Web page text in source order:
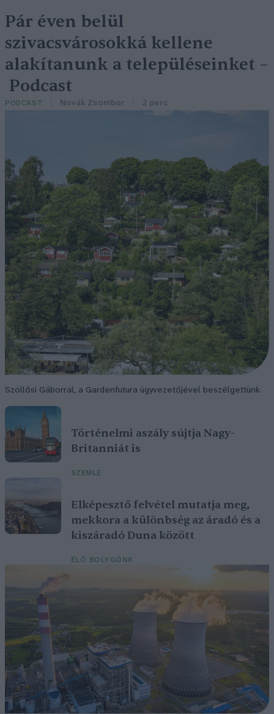
Pár éven belül
szivacsvárosokká kellene
alakítanunk a településeinket –
Podcast
PODCAST Novák Zsombor 2 perc
Szöllősi Gáborral, a Gardenfutura ügyvezetőjével beszélgettünk.
Történelmi aszály sújtja Nagy-
Britanniát is
SZEMLE
Elképesztő felvétel mutatja meg,
mekkora a különbség az áradó és a
kiszáradó Duna között
ÉLŐ BOLYGÓNK